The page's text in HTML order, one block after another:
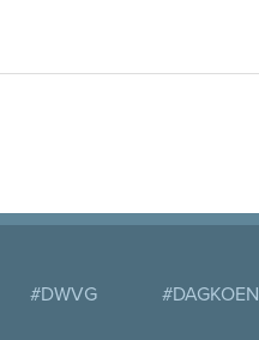
#DWVG #DAGKOEN